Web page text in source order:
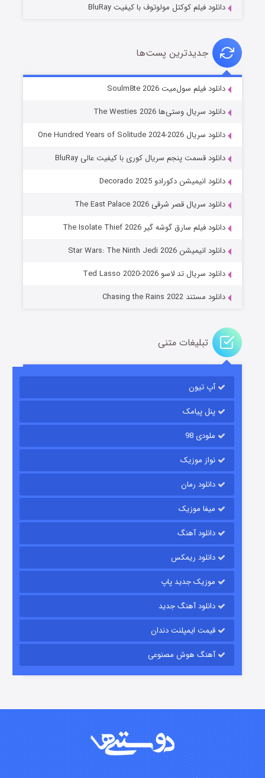
خاندان اژدها فصل ۳
جادوگری در مغولستان
قسمت ۱۴ (زیرنویس) منتشر شد
قسمت
قسمت۲ (دوبله) منتشر شد
دانلود فیلم کوکتل مولوتوف با کیفیت BluRay
جدیدترین پست‌ها
دانلود فیلم سول‌میت Soulm8te 2026
دانلود سریال وستی‌ها The Westies 2026
دانلود سریال One Hundred Years of Solitude 2024-2026
دانلود قسمت پنجم سریال کوری با کیفیت عالی BluRay
دانلود انیمیشن دکورادو Decorado 2025
دانلود سریال قصر شرقی The East Palace 2026
دانلود فیلم سارق گوشه گیر The Isolate Thief 2026
دانلود انیمیشن Star Wars: The Ninth Jedi 2026
دانلود سریال تد لاسو Ted Lasso 2020-2026
دانلود مستند Chasing the Rains 2022
تبلیغات متنی
آپ تیون
پنل پیامک
ملودی 98
نواز موزیک
دانلود رمان
میفا موزیک
دانلود آهنگ
دانلود ریمکس
موزیک جدید پاپ
دانلود آهنگ جدید
قیمت ایمپلنت دندان
آهنگ هوش مصنوعی